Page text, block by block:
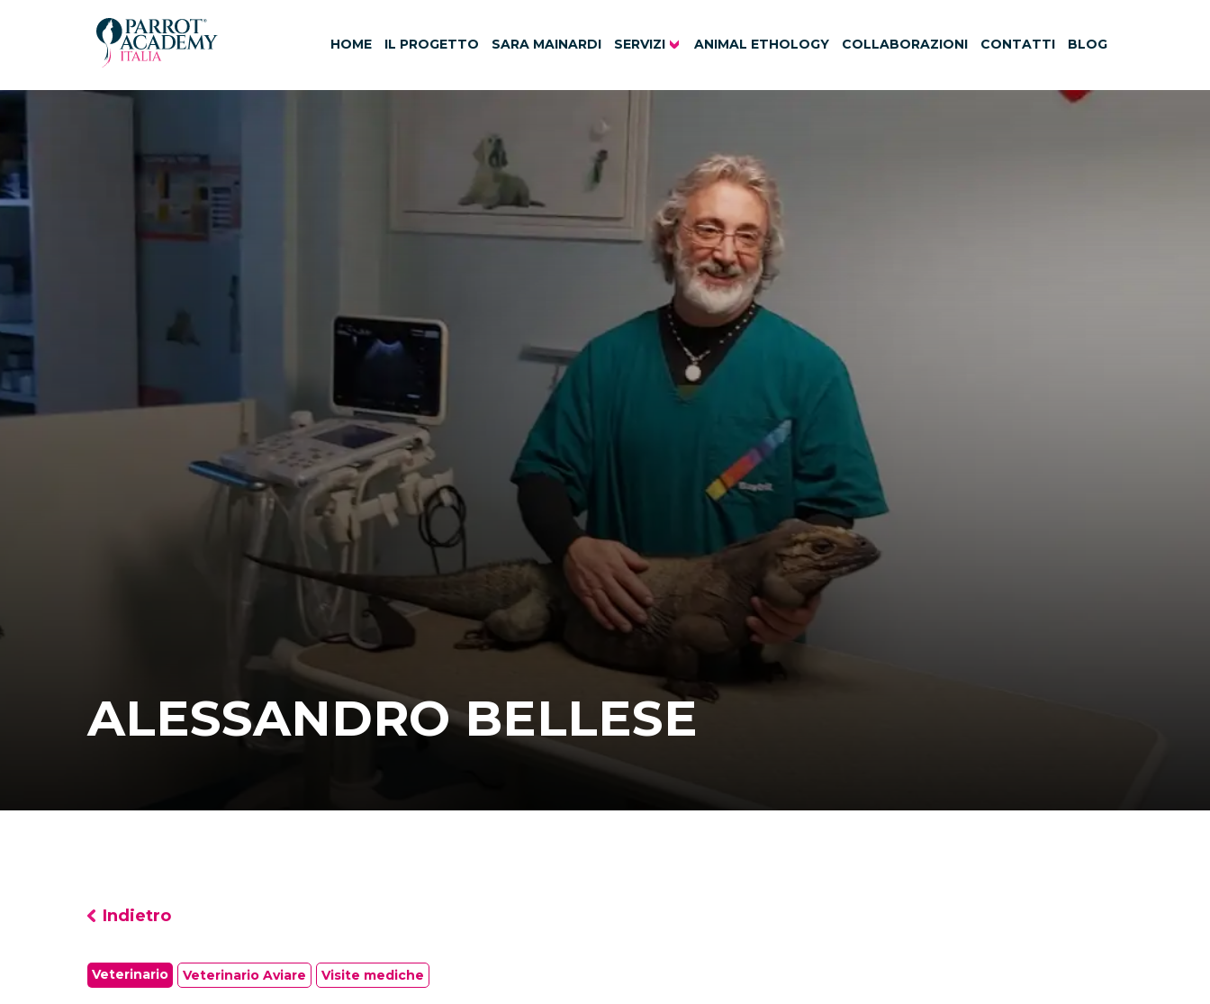
HOME IL PROGETTO SARA MAINARDI SERVIZI ANIMAL ETHOLOGY COLLABORAZIONI CONTATTI BLOG
ALESSANDRO BELLESE
Indietro
Veterinario Veterinario Aviare Visite mediche